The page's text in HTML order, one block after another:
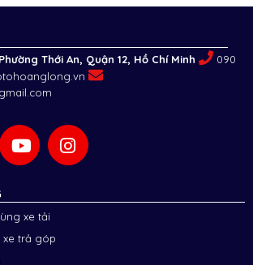
Thới An, Quận 12, Hồ Chí Minh
090
xe tải
xe trả góp